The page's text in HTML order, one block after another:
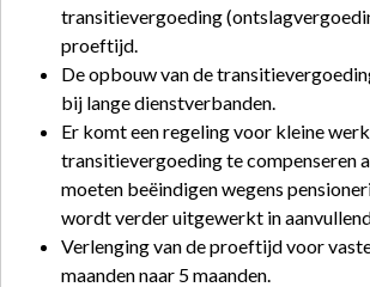
transitievergoeding
proeftijd.
De opbouw van de
bij lange dienstverbanden.
Er komt een regeling voor kleine
transitievergoeding te compenseren
moeten beëindigen wegens
wordt verder uitgewerkt in
Verlenging van de proeftijd voor
maanden naar 5 maanden.